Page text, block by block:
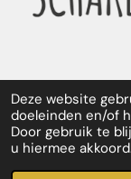
Deze website
doeleinden en/of
Door gebruik te
u hiermee
F
a
c
I
n
s